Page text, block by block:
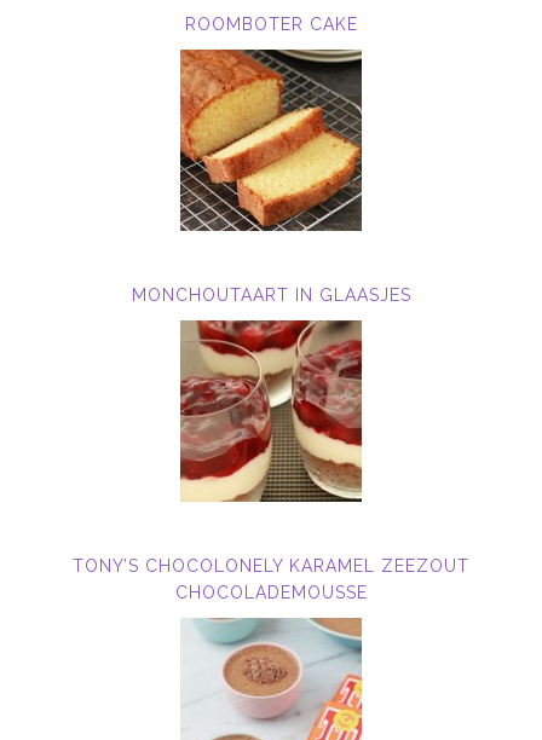
ROOMBOTER CAKE
MONCHOUTAART IN GLAASJES
TONY’S CHOCOLONELY KARAMEL ZEEZOUT
CHOCOLADEMOUSSE